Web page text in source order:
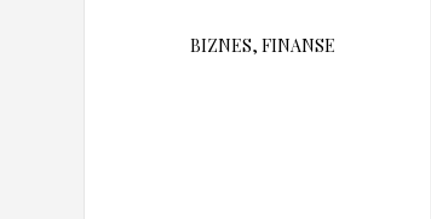
BIZNES, FINANSE